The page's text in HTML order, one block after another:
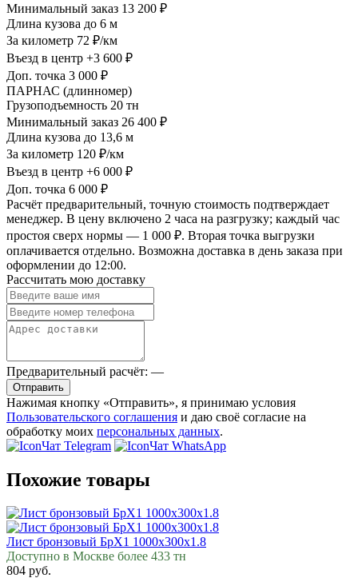
Минимальный заказ 13 200 ₽
Длина кузова до 6 м
За километр 72 ₽/км
Въезд в центр +3 600 ₽
Доп. точка 3 000 ₽
ПАРНАС (длинномер)
Грузоподъемность 20 тн
Минимальный заказ 26 400 ₽
Длина кузова до 13,6 м
За километр 120 ₽/км
Въезд в центр +6 000 ₽
Доп. точка 6 000 ₽
Расчёт предварительный, точную стоимость подтверждает
менеджер. В цену включено 2 часа на разгрузку; каждый час
простоя сверх нормы — 1 000 ₽. Вторая точка выгрузки
оплачивается отдельно. Возможна доставка в день заказа при
оформлении до 12:00.
Рассчитать мою доставку
Предварительный расчёт: —
Отправить
Нажимая кнопку «Отправить», я принимаю условия
Пользовательского соглашения и даю своё согласие на
обработку моих персональных данных.
Чат Telegram
Чат WhatsApp
Похожие товары
Лист бронзовый БрХ1 1000х300х1.8
Доступно в Москве более 433 тн
804 руб.